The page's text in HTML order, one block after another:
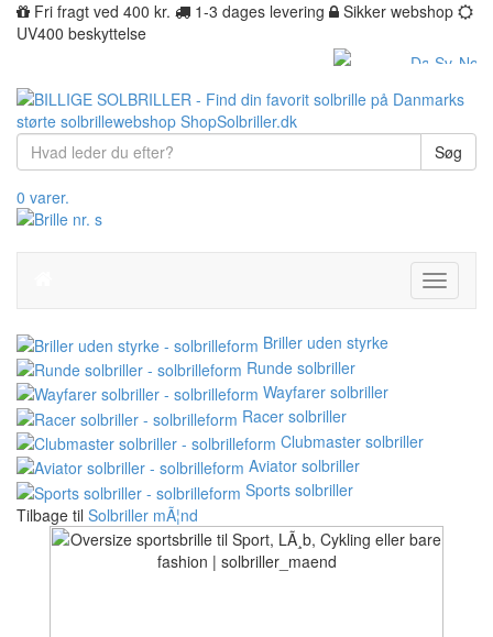
Fri fragt ved 400 kr. 1-3 dages levering
Sikker webshop
UV400 beskyttelse
Søg
0 varer.
Toggle
Briller uden styrke
Runde solbriller
Wayfarer solbriller
Racer solbriller
Clubmaster solbriller
Aviator solbriller
Sports solbriller
Tilbage til Solbriller mÃ¦nd